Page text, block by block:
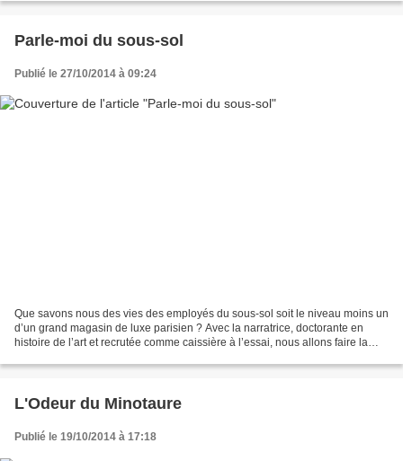
Parle-moi du sous-sol
Publié le 27/10/2014 à 09:24
Que savons nous des vies des employés du sous-sol soit le niveau moins un
d’un grand magasin de luxe parisien ? Avec la narratrice, doctorante en
histoire de l’art et recrutée comme caissière à l’essai, nous allons faire la
L'Odeur du Minotaure
Publié le 19/10/2014 à 17:18